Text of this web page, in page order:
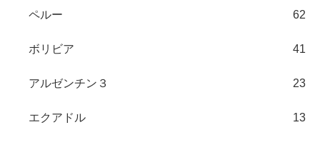
ペルー 62
ボリビア 41
アルゼンチン３ 23
エクアドル 13